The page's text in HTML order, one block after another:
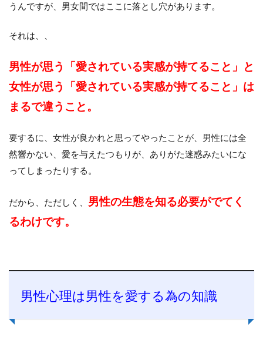
うんですが、男女間ではここに落とし穴があります。
それは、、
男性が思う「愛されている実感が持てること」と
女性が思う「愛されている実感が持てること」は
まるで違うこと。
要するに、女性が良かれと思ってやったことが、男性には全
然響かない、愛を与えたつもりが、ありがた迷惑みたいにな
ってしまったりする。
だから、ただしく、 男性の生態を知る必要がでてく
るわけです。
男性心理は男性を愛する為の知識